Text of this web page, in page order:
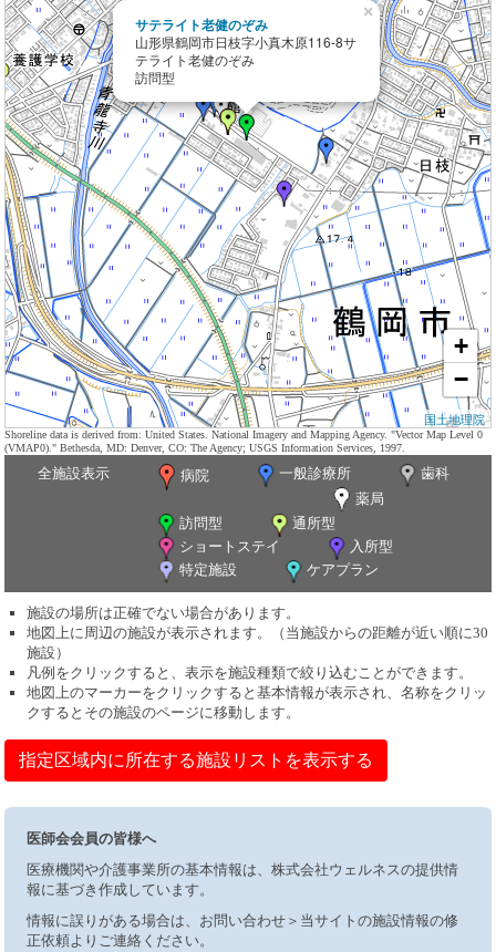
サテライト老健のぞみ
山形県鶴岡市日枝字小真木原116-8サ
テライト老健のぞみ
訪問型
×
+
−
国土地理院
Shoreline data is derived from: United States. National Imagery and Mapping Agency. "Vector Map Level 0
(VMAP0)." Bethesda, MD: Denver, CO: The Agency; USGS Information Services, 1997.
全施設表示 病院 一般診療所
歯科
薬局
訪問型
通所型
ショートステイ
入所型
特定施設
ケアプラン
施設の場所は正確でない場合があります。
地図上に周辺の施設が表示されます。（当施設からの距離が近い順に30
施設）
凡例をクリックすると、表示を施設種類で絞り込むことができます。
地図上のマーカーをクリックすると基本情報が表示され、名称をクリッ
クするとその施設のページに移動します。
指定区域内に所在する施設リストを表示する
医師会会員の皆様へ
医療機関や介護事業所の基本情報は、株式会社ウェルネスの提供情
報に基づき作成しています。
情報に誤りがある場合は、お問い合わせ＞当サイトの施設情報の修
正依頼よりご連絡ください。